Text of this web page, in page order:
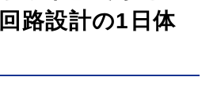
路設計の1日体